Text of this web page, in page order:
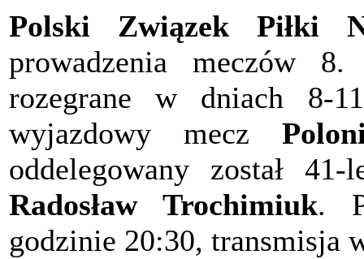
Polski Związek Piłki
prowadzenia meczów
rozegrane w dniach 8-
wyjazdowy mecz
oddelegowany został
Radosław Trochimiuk.
godzinie 20:30, transmisja